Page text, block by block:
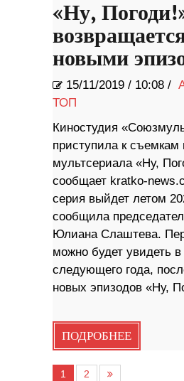
«Ну,
новыми
15/11/2019 / 10:08 /
ТОП
Киностудия
приступила к съемкам
мультсериала «Ну,
сообщает kratko-
серия выйдет летом
сообщила
Юлиана Слаштева.
можно будет увидеть
следующего года,
новых эпизодов «Ну,
ПОДРОБНЕЕ
1 2